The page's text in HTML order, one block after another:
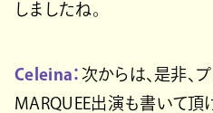
しましたね。
Celeina： 次からは、是非、
MARQUEE出演も書いて頂